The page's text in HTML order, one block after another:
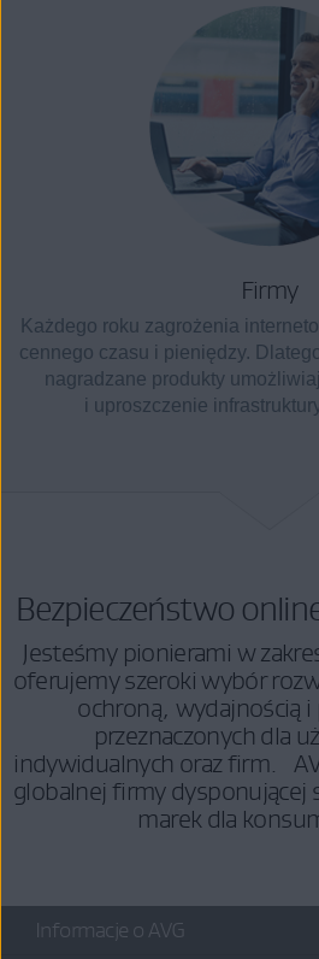
Firmy
Każdego roku zagrożenia
cennego czasu i pieniędzy.
nagradzane produkty
i uproszczenie
Bezpieczeństwo
Jesteśmy pionierami w
oferujemy szeroki wybór
ochroną, wydajnością
przeznaczonych dla
indywidualnych oraz firm.
globalnej firmy dysponującej
marek dla
Informacje o AVG